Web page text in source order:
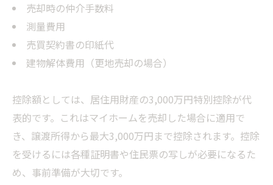
売却時の仲介手数料
測量費用
売買契約書の印紙代
建物解体費用（更地売却の場合）
控除額としては、居住用財産の3,000万円特別控除が代
表的です。これはマイホームを売却した場合に適用で
き、譲渡所得から最大3,000万円まで控除されます。控除
を受けるには各種証明書や住民票の写しが必要になるた
め、事前準備が大切です。